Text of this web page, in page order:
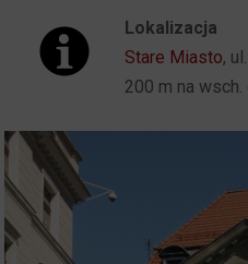
Lokalizacja
Stare Miasto,
200 m na wsch.